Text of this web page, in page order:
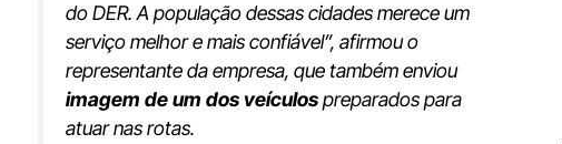
do DER. A população dessas cidades merece um
serviço melhor e mais confiável”, afirmou o
representante da empresa, que também enviou
imagem de um dos veículospreparados para
atuar nas rotas.